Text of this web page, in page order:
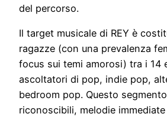
del percorso.
Il target musicale di REY è
ragazze (con una prevalenza
focus sui temi amorosi) tra i 14
ascoltatori di pop, indie pop,
bedroom pop. Questo
riconoscibili, melodie